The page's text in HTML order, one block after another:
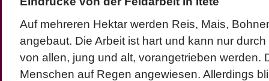
Auf mehreren Hektar werden Reis, Mais,
angebaut. Die Arbeit ist hart und kann nur
von allen, jung und alt, vorangetrieben werden.
Menschen auf Regen angewiesen. Allerdings